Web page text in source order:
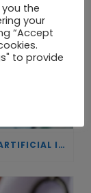
THE UNION OF SYNTHETIC BIOLOGY, ARTIFICIAL INTELLIGENCE, AND AUTOMATION DRIVES NEW BIOFUELS, PROTEINS, AND GENE THERAPIES
the
your
“Accept
to provide